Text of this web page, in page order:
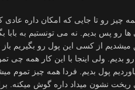
چیز رو تا جایی که امکان داره عادی
رو پس بدیم. نه می تونستیم به
از کسی این پول رو بگیریم
بدیم. ولی اینجا با این کار همه چی
پول بدیم. فردا همه چیز تموم
ریخت نشون میداد داره گوش میکنه.